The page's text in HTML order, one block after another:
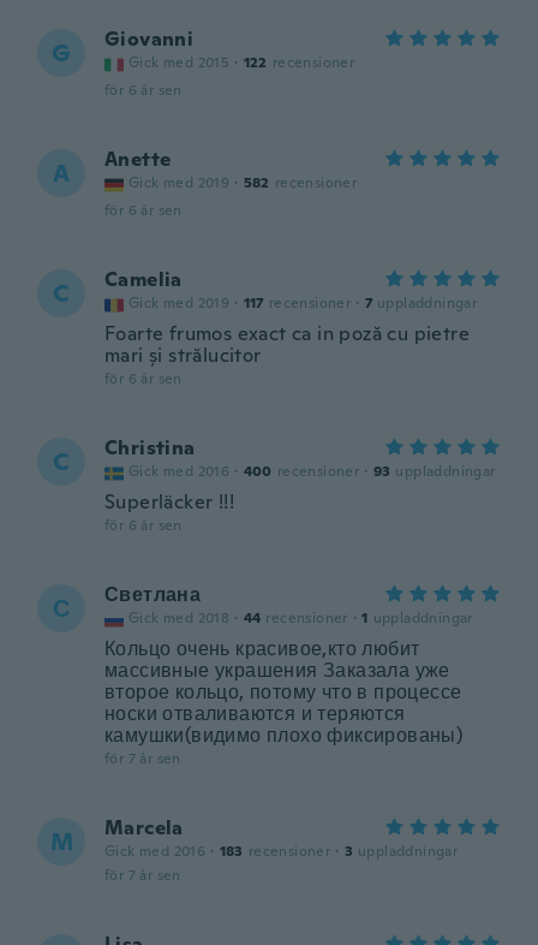
G Giovanni
Gick med 2015 · 122 recensioner
för 6 år sen
A Anette
Gick med 2019 · 582 recensioner
för 6 år sen
C Camelia
Gick med 2019 · 117 recensioner · 7 uppladdningar
Foarte frumos exact ca in poză cu pietre
mari și strălucitor
för 6 år sen
C Christina
Gick med 2016 · 400 recensioner · 93 uppladdningar
Superläcker !!!
för 6 år sen
С Светлана
Gick med 2018 · 44 recensioner · 1 uppladdningar
Кольцо очень красивое,кто любит
массивные украшения Заказала уже
второе кольцо, потому что в процессе
носки отваливаются и теряются
камушки(видимо плохо фиксированы)
för 7 år sen
M Marcela
Gick med 2016 · 183 recensioner · 3 uppladdningar
för 7 år sen